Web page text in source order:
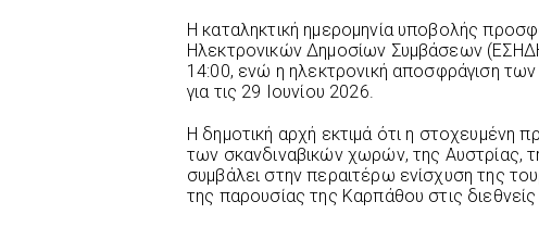
Η καταληκτική ημερομηνία υποβολής
Ηλεκτρονικών Δημοσίων Συμβάσεων
14:00, ενώ η ηλεκτρονική αποσφράγιση
για τις 29 Ιουνίου 2026.
Η δημοτική αρχή εκτιμά ότι η στοχευμένη
των σκανδιναβικών χωρών, της Αυστρίας,
συμβάλει στην περαιτέρω ενίσχυση της
της παρουσίας της Καρπάθου στις